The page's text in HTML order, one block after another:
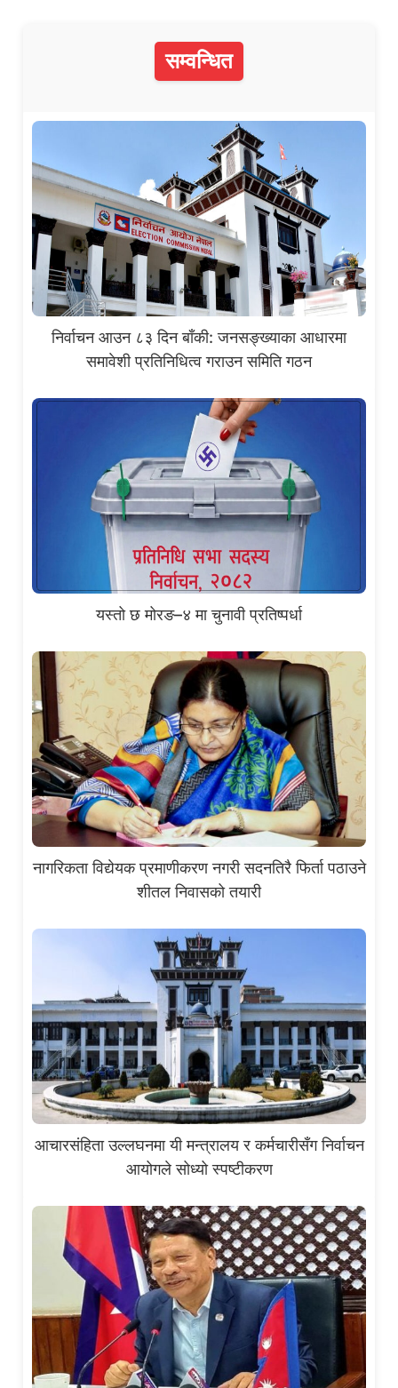
सम्वन्धित
निर्वाचन आउन ८३ दिन बाँकी: जनसङ्ख्याका आधारमा
समावेशी प्रतिनिधित्व गराउन समिति गठन
यस्तो छ मोरङ–४ मा चुनावी प्रतिष्पर्धा
नागरिकता विद्येयक प्रमाणीकरण नगरी सदनतिरै फिर्ता पठाउने
शीतल निवासको तयारी
आचारसंहिता उल्लघनमा यी मन्त्रालय र कर्मचारीसँग निर्वाचन
आयोगले सोध्यो स्पष्टीकरण